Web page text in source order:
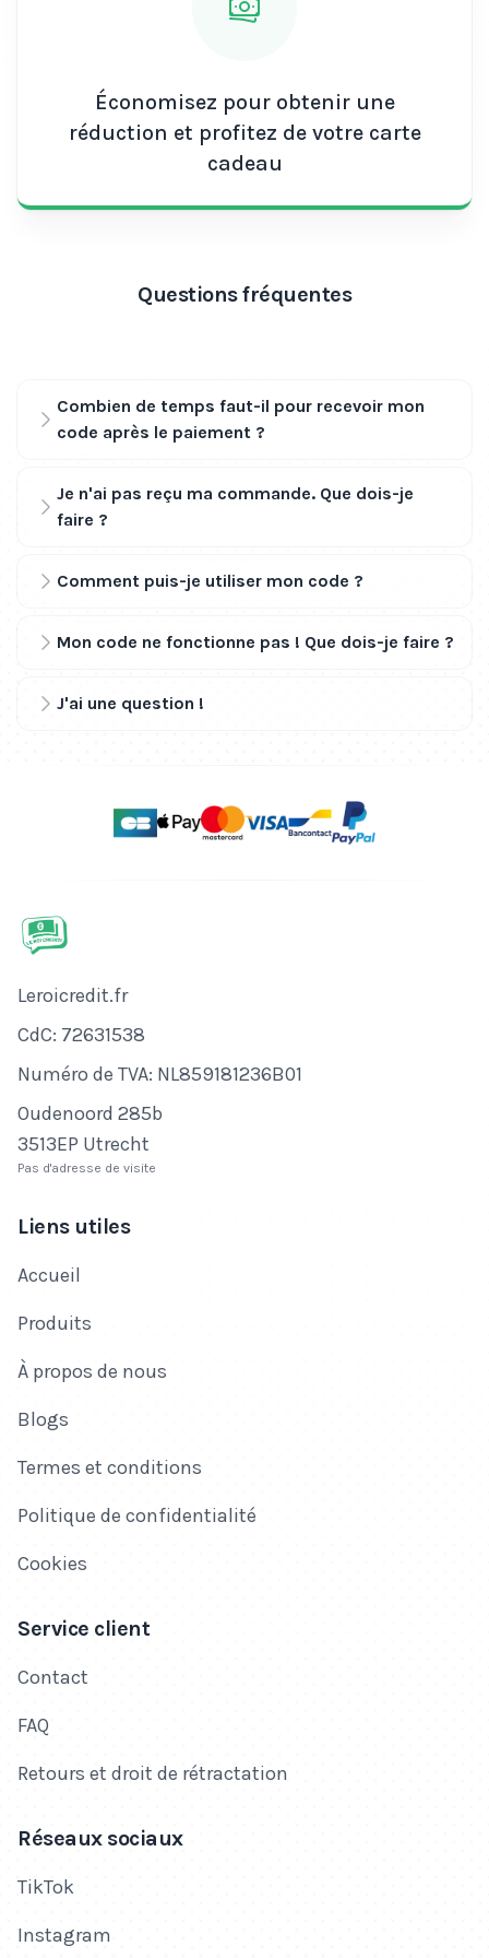
Économisez pour obtenir une
réduction et profitez de votre carte
cadeau
Questions fréquentes
Combien de temps faut-il pour recevoir mon
code après le paiement ?
Je n'ai pas reçu ma commande. Que dois-je
faire ?
Comment puis-je utiliser mon code ?
Mon code ne fonctionne pas ! Que dois-je faire ?
J'ai une question !
Nom de l'entreprise
Leroicredit.fr
Numéro de CdC
CdC: 72631538
Numéro de TVA
Numéro de TVA: NL859181236B01
Adresse
Oudenoord 285b
3513EP Utrecht
Pas d'adresse de visite
Liens utiles
Accueil
Produits
À propos de nous
Blogs
Termes et conditions
Politique de confidentialité
Cookies
Service client
Contact
FAQ
Retours et droit de rétractation
Réseaux sociaux
TikTok
Instagram